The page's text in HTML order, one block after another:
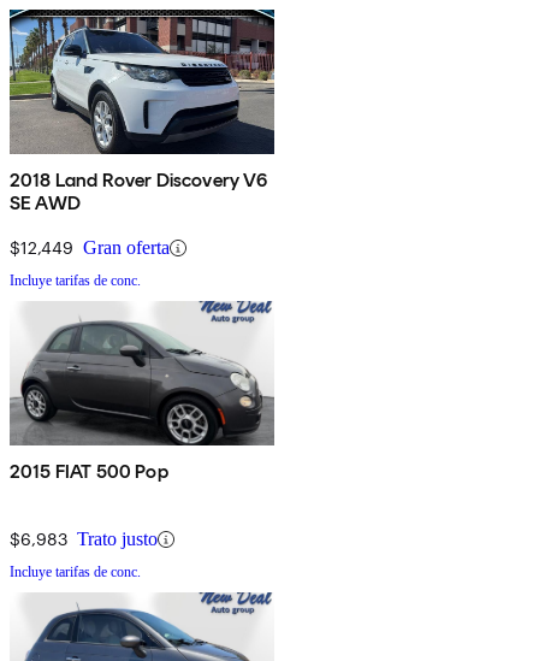
2018 Land Rover Discovery V6
SE AWD
$12,449 Gran oferta
Incluye tarifas de conc.
2015 FIAT 500 Pop
$6,983 Trato justo
Incluye tarifas de conc.